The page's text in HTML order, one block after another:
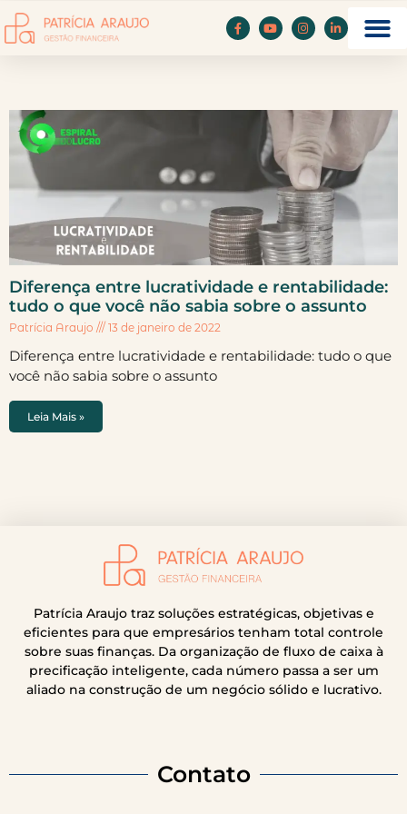
Diferença entre lucratividade e rentabilidade:
tudo o que você não sabia sobre o assunto
Patrícia Araujo 13 de janeiro de 2022
Diferença entre lucratividade e rentabilidade: tudo o que
você não sabia sobre o assunto
Leia Mais »
Patrícia Araujo traz soluções estratégicas, objetivas e
eficientes para que empresários tenham total controle
sobre suas finanças. Da organização de fluxo de caixa à
precificação inteligente, cada número passa a ser um
aliado na construção de um negócio sólido e lucrativo.
Contato